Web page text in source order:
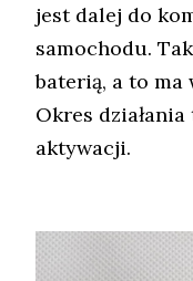
jest dalej do
samochodu.
baterią, a to ma
Okres
aktywacji.